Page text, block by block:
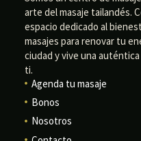
arte del masaje tailandés.
espacio dedicado al
masajes para renovar tu
ciudad y vive una
ti.
Agenda tu masaje
Bonos
Nosotros